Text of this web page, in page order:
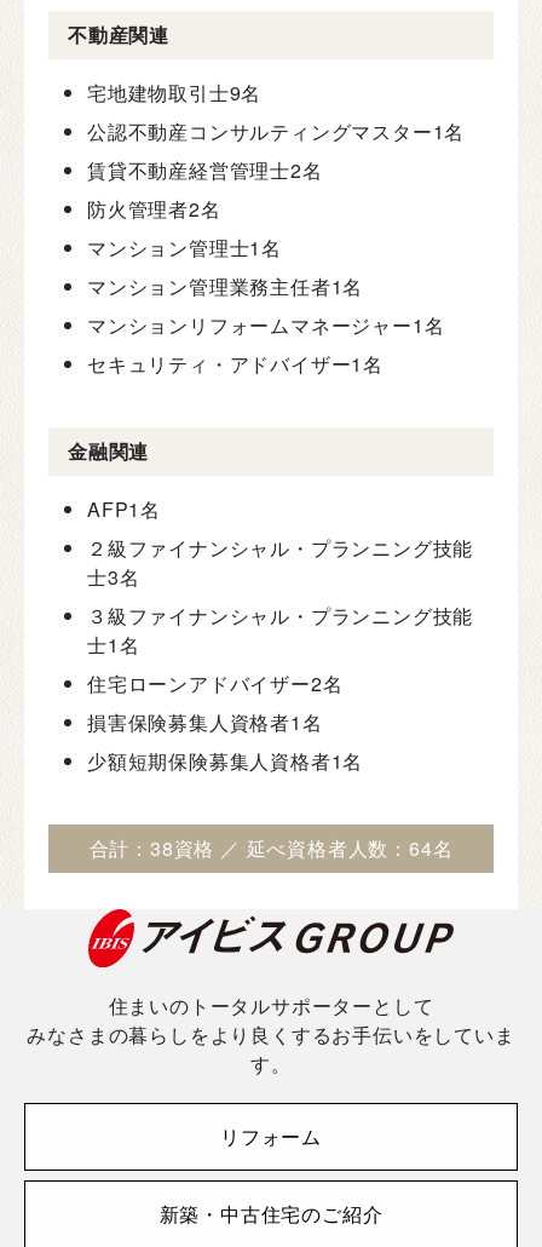
不動産関連
宅地建物取引士9名
公認不動産コンサルティングマスター1名
賃貸不動産経営管理士2名
防火管理者2名
マンション管理士1名
マンション管理業務主任者1名
マンションリフォームマネージャー1名
セキュリティ・アドバイザー1名
金融関連
AFP1名
２級ファイナンシャル・プランニング技能
士3名
３級ファイナンシャル・プランニング技能
士1名
住宅ローンアドバイザー2名
損害保険募集人資格者1名
少額短期保険募集人資格者1名
合計：38資格 ／ 延べ資格者人数：64名
住まいのトータルサポーターとして
みなさまの暮らしをより良くするお手伝いをしていま
す。
リフォーム
新築・中古住宅のご紹介